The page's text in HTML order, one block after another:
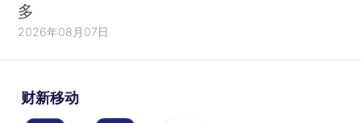
多
2026年08月07日
财新移动